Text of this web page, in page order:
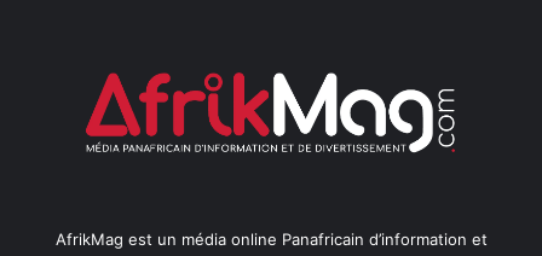
AfrikMag est un média online Panafricain d’information et